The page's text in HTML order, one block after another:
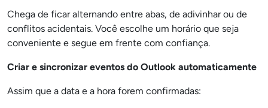
Chega de ficar alternando entre abas, de adivinhar ou de
conflitos acidentais. Você escolhe um horário que seja
conveniente e segue em frente com confiança.
Criar e sincronizar eventos do Outlook automaticamente
Assim que a data e a hora forem confirmadas: